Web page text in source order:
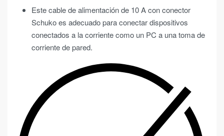
Este cable de alimentación de 10 A con conector
Schuko es adecuado para conectar dispositivos
conectados a la corriente como un PC a una toma de
corriente de pared.